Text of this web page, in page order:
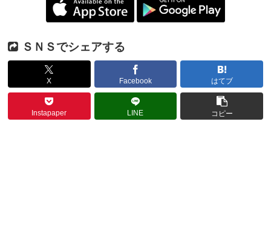
ＳＮＳでシェアする
X Facebook はてブ
Instapaper LINE コピー